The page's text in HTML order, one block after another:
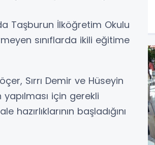
Taşburun İlköğretim Okulu
sınıflarda ikili eğitime
Sırrı Demir ve Hüseyin
için gerekli
hazırlıklarının başladığını